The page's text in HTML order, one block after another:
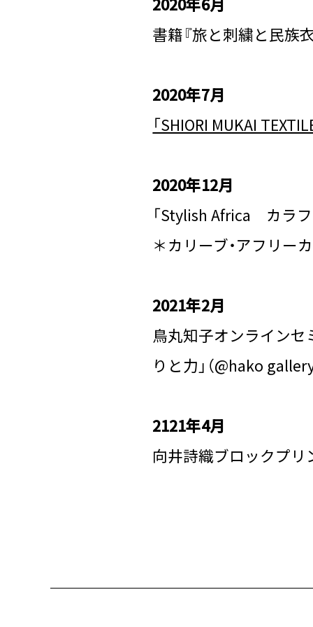
書籍『旅と刺繍と民族
​2020年7月
「SHIORI MUKAI
2020年12月
「Stylish Africa カラフ
＊カリーブ・アフリー
2021年2月
鳥丸知子オンラインセ
りと力」（@hako
2121年4月
向井詩織ブロックプリ